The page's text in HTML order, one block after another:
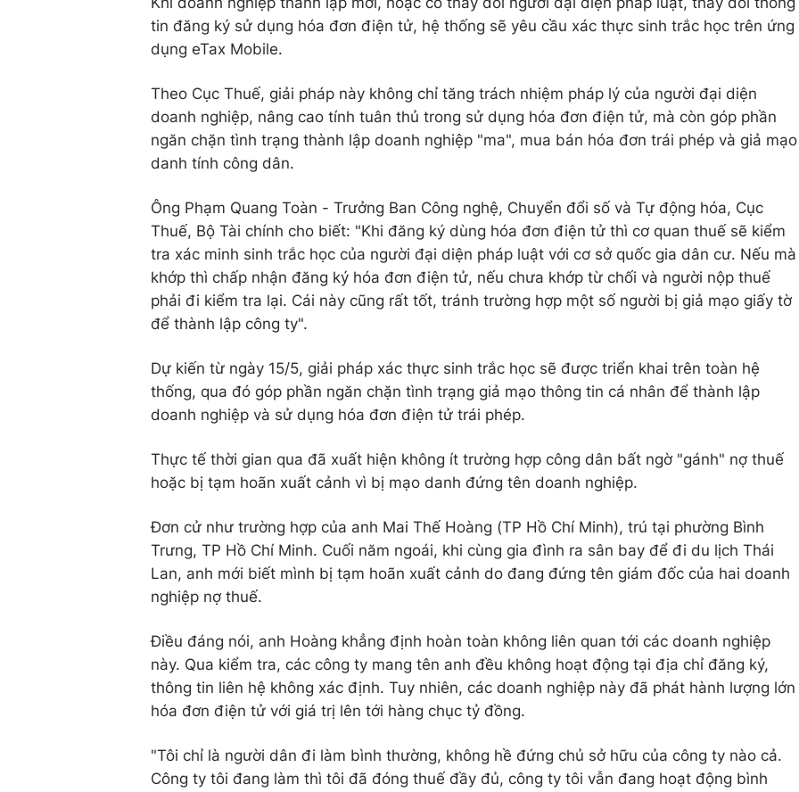
tin đăng ký sử dụng hóa đơn điện tử, hệ thống sẽ yêu cầu xác thực sinh trắc học trên ứng
dụng eTax Mobile.
Theo Cục Thuế, giải pháp này không chỉ tăng trách nhiệm pháp lý của người đại diện
doanh nghiệp, nâng cao tính tuân thủ trong sử dụng hóa đơn điện tử, mà còn góp phần
ngăn chặn tình trạng thành lập doanh nghiệp "ma", mua bán hóa đơn trái phép và giả mạo
danh tính công dân.
Ông Phạm Quang Toàn - Trưởng Ban Công nghệ, Chuyển đổi số và Tự động hóa, Cục
Thuế, Bộ Tài chính cho biết: "Khi đăng ký dùng hóa đơn điện tử thì cơ quan thuế sẽ kiểm
tra xác minh sinh trắc học của người đại diện pháp luật với cơ sở quốc gia dân cư. Nếu mà
khớp thì chấp nhận đăng ký hóa đơn điện tử, nếu chưa khớp từ chối và người nộp thuế
phải đi kiểm tra lại. Cái này cũng rất tốt, tránh trường hợp một số người bị giả mạo giấy tờ
để thành lập công ty".
Dự kiến từ ngày 15/5, giải pháp xác thực sinh trắc học sẽ được triển khai trên toàn hệ
thống, qua đó góp phần ngăn chặn tình trạng giả mạo thông tin cá nhân để thành lập
doanh nghiệp và sử dụng hóa đơn điện tử trái phép.
Thực tế thời gian qua đã xuất hiện không ít trường hợp công dân bất ngờ "gánh" nợ thuế
hoặc bị tạm hoãn xuất cảnh vì bị mạo danh đứng tên doanh nghiệp.
Đơn cử như trường hợp của anh Mai Thế Hoàng (TP Hồ Chí Minh), trú tại phường Bình
Trưng, TP Hồ Chí Minh. Cuối năm ngoái, khi cùng gia đình ra sân bay để đi du lịch Thái
Lan, anh mới biết mình bị tạm hoãn xuất cảnh do đang đứng tên giám đốc của hai doanh
nghiệp nợ thuế.
Điều đáng nói, anh Hoàng khẳng định hoàn toàn không liên quan tới các doanh nghiệp
này. Qua kiểm tra, các công ty mang tên anh đều không hoạt động tại địa chỉ đăng ký,
thông tin liên hệ không xác định. Tuy nhiên, các doanh nghiệp này đã phát hành lượng lớn
hóa đơn điện tử với giá trị lên tới hàng chục tỷ đồng.
"Tôi chỉ là người dân đi làm bình thường, không hề đứng chủ sở hữu của công ty nào cả.
Công ty tôi đang làm thì tôi đã đóng thuế đầy đủ, công ty tôi vẫn đang hoạt động bình